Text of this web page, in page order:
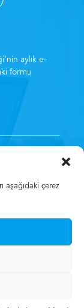
aşağıdaki çerez
aylık e-
formu